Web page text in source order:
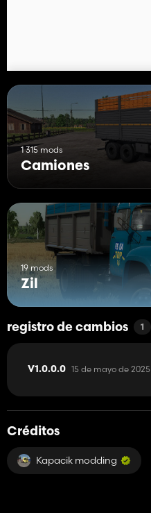
1 315 mods
Camiones
19 mods
Zil
registro de cambios 1
V1.0.0.0 15 de mayo de 2025
Créditos
Kapacik modding